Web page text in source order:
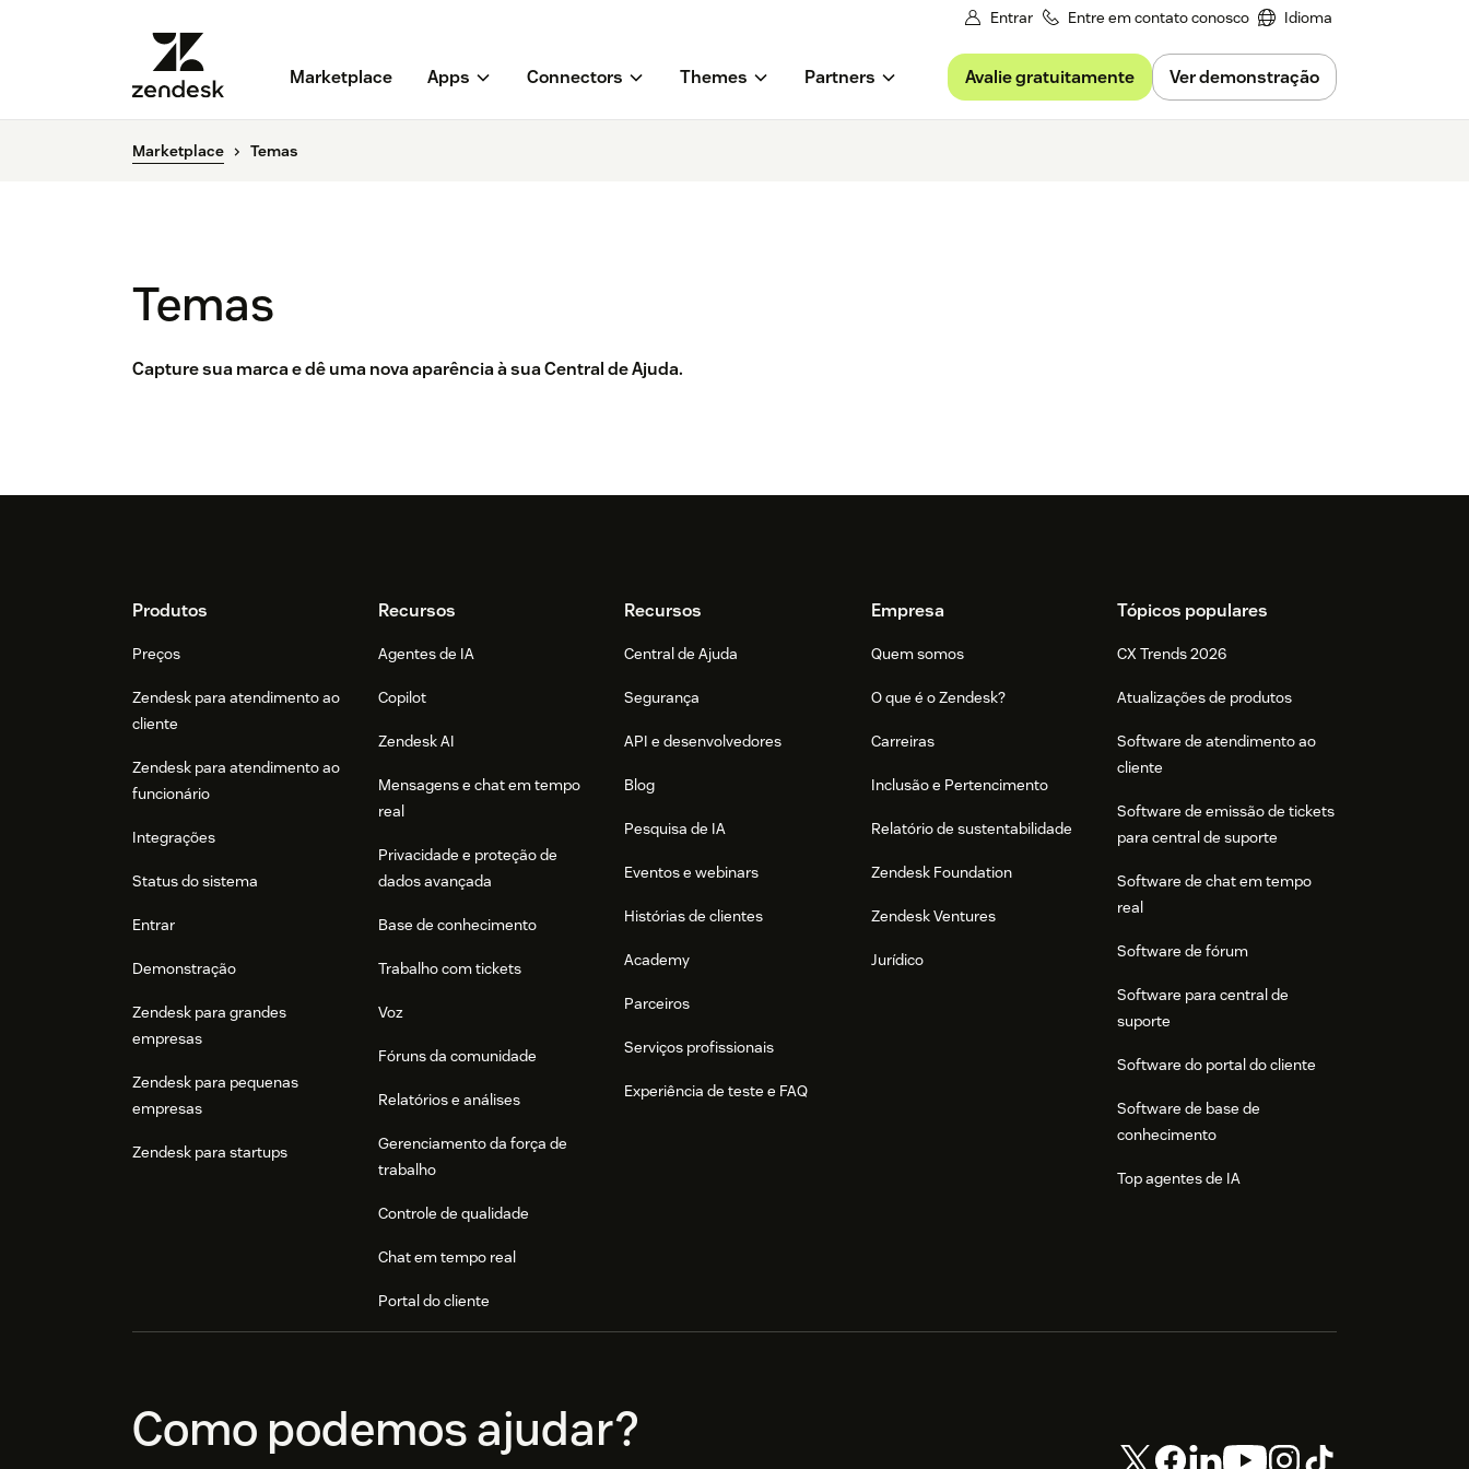
Entrar Entre em contato conosco Idioma
Marketplace Apps Connectors Themes Partners Avalie gratuitamente Ver demonstração
Marketplace Temas
Temas
Capture sua marca e dê uma nova aparência à sua Central de Ajuda.
FooterProdutos
Preços
Zendesk para atendimento ao
cliente
Zendesk para atendimento ao
funcionário
Integrações
Status do sistema
Entrar
Demonstração
Zendesk para grandes
empresas
Zendesk para pequenas
empresas
Zendesk para startups
Recursos
Agentes de IA
Copilot
Zendesk AI
Mensagens e chat em tempo
real
Privacidade e proteção de
dados avançada
Base de conhecimento
Trabalho com tickets
Voz
Fóruns da comunidade
Relatórios e análises
Gerenciamento da força de
trabalho
Controle de qualidade
Chat em tempo real
Portal do cliente
Recursos
Central de Ajuda
Segurança
API e desenvolvedores
Blog
Pesquisa de IA
Eventos e webinars
Histórias de clientes
Academy
Parceiros
Serviços profissionais
Experiência de teste e FAQ
Empresa
Quem somos
O que é o Zendesk?
Carreiras
Inclusão e Pertencimento
Relatório de sustentabilidade
Zendesk Foundation
Zendesk Ventures
Jurídico
Tópicos populares
CX Trends 2026
Atualizações de produtos
Software de atendimento ao
cliente
Software de emissão de tickets
para central de suporte
Software de chat em tempo
real
Software de fórum
Software para central de
suporte
Software do portal do cliente
Software de base de
conhecimento
Top agentes de IA
Como podemos ajudar?